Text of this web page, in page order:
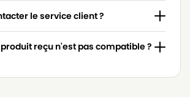
LG-GOLDSTAR BONN (Série)
le service client ?
reçu n'est pas compatible ?